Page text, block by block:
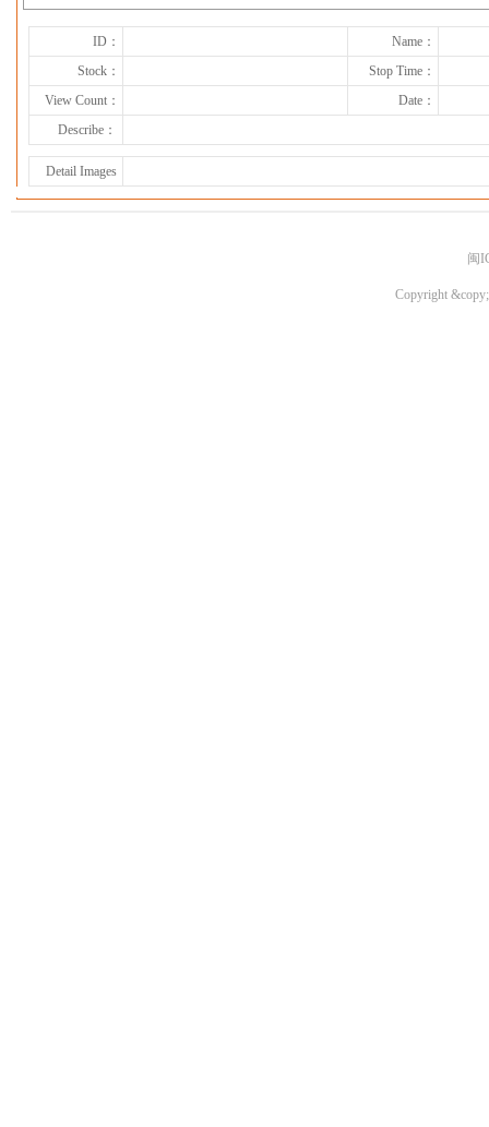
ID：
Name：
Stock：
Stop Time：
View Count：
Date：
Describe：
Detail Images
闽
Copyright